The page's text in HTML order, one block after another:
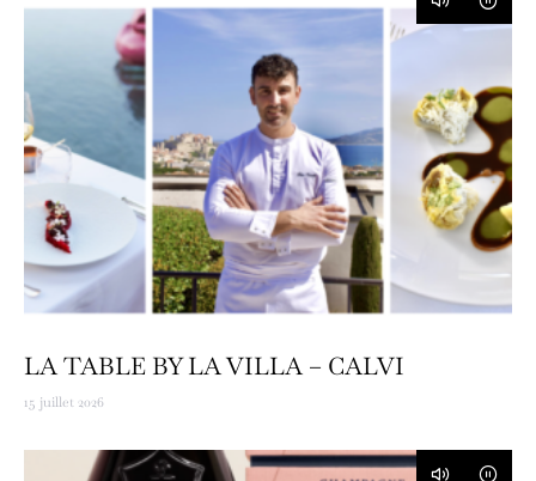
LA TABLE BY LA VILLA – CALVI
15 juillet 2026